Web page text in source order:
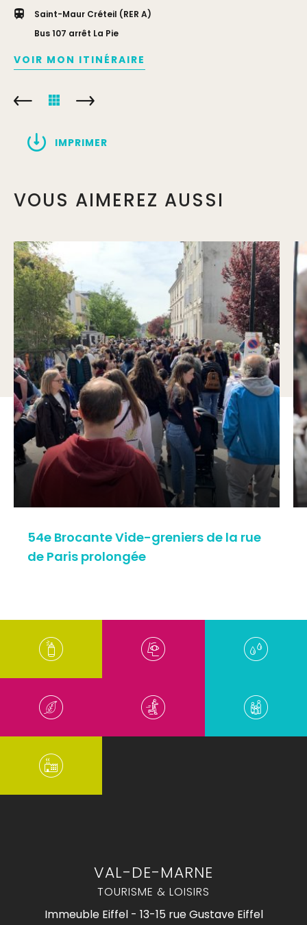
Saint-Maur Créteil (RER A)
Bus 107 arrêt La Pie
VOIR MON ITINÉRAIRE
IMPRIMER
VOUS AIMEREZ AUSSI
54e Brocante Vide-greniers de la rue
de Paris prolongée
VAL-DE-MARNE
TOURISME & LOISIRS
Immeuble Eiffel - 13-15 rue Gustave Eiffel